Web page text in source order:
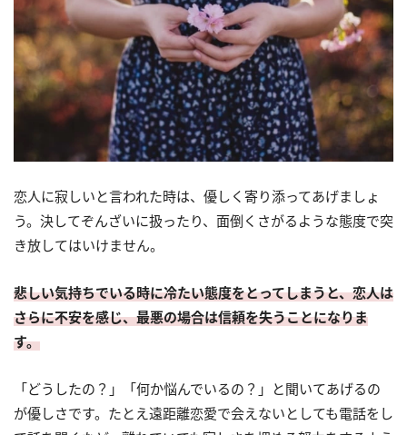
恋人に寂しいと言われた時は、優しく寄り添ってあげましょ
う。決してぞんざいに扱ったり、面倒くさがるような態度で突
き放してはいけません。
悲しい気持ちでいる時に冷たい態度をとってしまうと、恋人は
さらに不安を感じ、最悪の場合は信頼を失うことになりま
す。
「どうしたの？」「何か悩んでいるの？」と聞いてあげるの
が優しさです。たとえ遠距離恋愛で会えないとしても電話をし